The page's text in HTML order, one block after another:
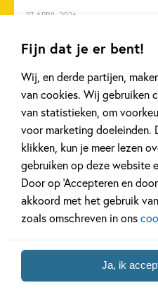
Fijn dat je er bent!
Wij, en derde partijen,
van cookies. Wij gebruiken
van statistieken, om
voor marketing doeleinden.
klikken, kun je meer lezen
gebruiken op deze website
Door op ‘Accepteren en
akkoord met het gebruik
zoals omschreven in ons
Ja, ik
Spelen & leren
Voor
27 APRIL 2026
voor Moederdag
Lees meer
Bekijk alle
Bekijk ook eens